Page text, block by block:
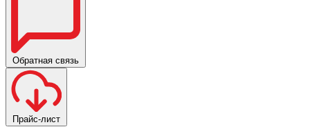
Обратная связь
Прайс-лист